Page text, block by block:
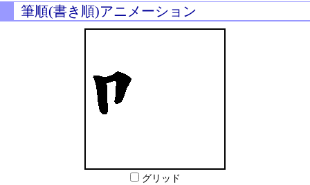
筆順(書き順)アニメーション
グリッド